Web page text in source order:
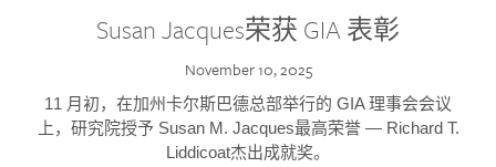
Susan Jacques荣获 GIA 表彰
November 10, 2025
11 月初，在加州卡尔斯巴德总部举行的 GIA 理事会会议
上，研究院授予 Susan M. Jacques最高荣誉 — Richard T.
Liddicoat杰出成就奖。